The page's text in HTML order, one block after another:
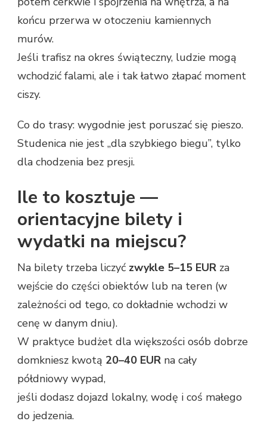
końcu przerwa w otoczeniu kamiennych
murów.
Jeśli trafisz na okres świąteczny, ludzie mogą
wchodzić falami, ale i tak łatwo złapać moment
ciszy.
Co do trasy: wygodnie jest poruszać się pieszo.
Studenica nie jest „dla szybkiego biegu”, tylko
dla chodzenia bez presji.
Ile to kosztuje —
orientacyjne bilety i
wydatki na miejscu?
Na bilety trzeba liczyć zwykle 5–15 EUR za
wejście do części obiektów lub na teren (w
zależności od tego, co dokładnie wchodzi w
cenę w danym dniu).
W praktyce budżet dla większości osób dobrze
domkniesz kwotą 20–40 EUR na cały
półdniowy wypad,
jeśli dodasz dojazd lokalny, wodę i coś małego
do jedzenia.